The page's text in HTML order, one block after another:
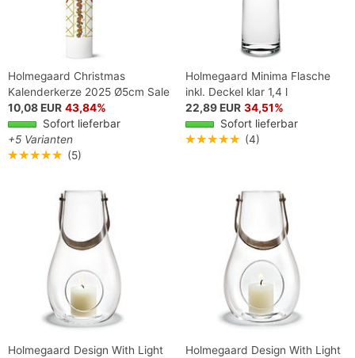
Holmegaard Christmas
Kalenderkerze 2025 Ø5cm Sale
10,08 EUR 43,84%
Sofort lieferbar
+5 Varianten
★★★★★ (5)
Holmegaard Minima Flasche
inkl. Deckel klar 1,4 l
22,89 EUR 34,51%
Sofort lieferbar
★★★★★ (4)
Holmegaard Design With Light
Holmegaard Design With Light